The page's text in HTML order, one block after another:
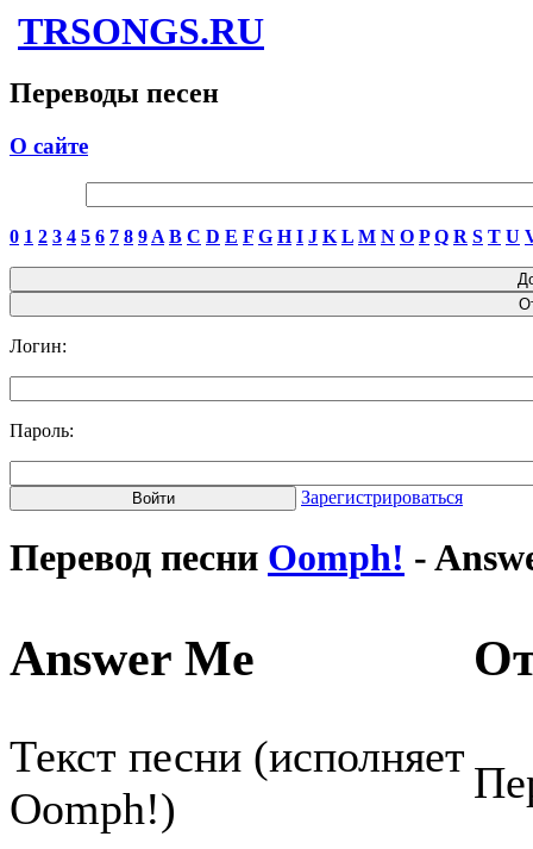
TRSONGS.RU
Переводы песен
О сайте
0 1 2 3 4 5 6 7 8 9 A B C D E F G H I J K L M N O P Q R S T U
Логин:
Пароль:
Зарегистрироваться
Перевод песни Oomph! -
Answer Me
Текст песни (исполняет
Oomph!)